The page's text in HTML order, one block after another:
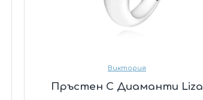
Виктория
Пръстен С Диаманти Liza